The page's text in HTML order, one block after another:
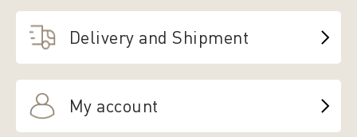
Delivery and Shipment
My account